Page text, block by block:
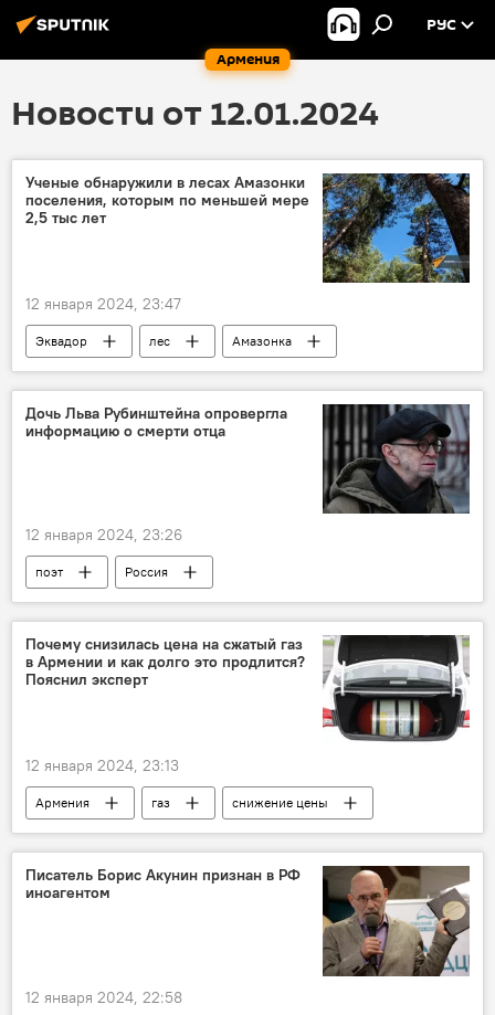
Армения
РУС
Новости от 12.01.2024
Ученые обнаружили в лесах Амазонки
поселения, которым по меньшей мере
2,5 тыс лет
12 января 2024, 23:47
Эквадор лес
Амазонка
ученые
Наука
Дочь Льва Рубинштейна опровергла
информацию о смерти отца
12 января 2024, 23:26
поэт Россия
Почему снизилась цена на сжатый газ
в Армении и как долго это продлится?
Пояснил эксперт
12 января 2024, 23:13
Армения газ снижение цены
Писатель Борис Акунин признан в РФ
иноагентом
12 января 2024, 22:58